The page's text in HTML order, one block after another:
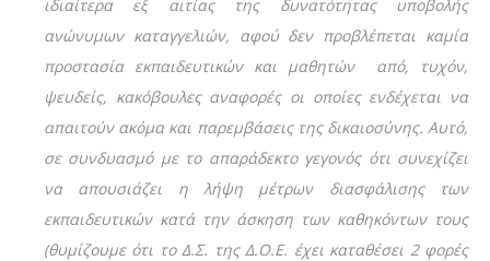
ιδιαίτερα εξ αιτίας της δυνατότητας υποβολής
ανώνυμων καταγγελιών, αφού δεν προβλέπεται καμία
προστασία εκπαιδευτικών και μαθητών από, τυχόν,
ψευδείς, κακόβουλες αναφορές οι οποίες ενδέχεται να
απαιτούν ακόμα και παρεμβάσεις της δικαιοσύνης. Αυτό,
σε συνδυασμό με το απαράδεκτο γεγονός ότι συνεχίζει
να απουσιάζει η λήψη μέτρων διασφάλισης των
εκπαιδευτικών κατά την άσκηση των καθηκόντων τους
(θυμίζουμε ότι το Δ.Σ. της Δ.Ο.Ε. έχει καταθέσει 2 φορές